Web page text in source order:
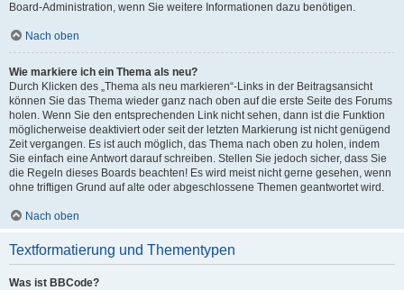
Board-Administration, wenn Sie weitere Informationen dazu benötigen.
Nach oben
Wie markiere ich ein Thema als neu?
Durch Klicken des „Thema als neu markieren“-Links in der Beitragsansicht
können Sie das Thema wieder ganz nach oben auf die erste Seite des Forums
holen. Wenn Sie den entsprechenden Link nicht sehen, dann ist die Funktion
möglicherweise deaktiviert oder seit der letzten Markierung ist nicht genügend
Zeit vergangen. Es ist auch möglich, das Thema nach oben zu holen, indem
Sie einfach eine Antwort darauf schreiben. Stellen Sie jedoch sicher, dass Sie
die Regeln dieses Boards beachten! Es wird meist nicht gerne gesehen, wenn
ohne triftigen Grund auf alte oder abgeschlossene Themen geantwortet wird.
Nach oben
Textformatierung und Thementypen
Was ist BBCode?